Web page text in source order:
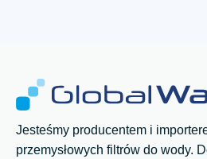
Jesteśmy producentem i
przemysłowych filtrów do wody.